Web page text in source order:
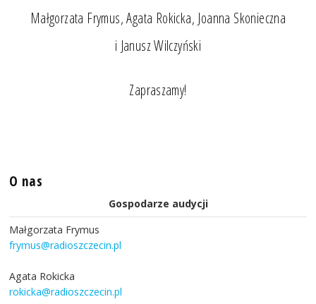
Małgorzata Frymus, Agata Rokicka, Joanna Skonieczna
i Janusz Wilczyński
Zapraszamy!
O nas
Gospodarze audycji
Małgorzata Frymus
frymus@radioszczecin.pl
Agata Rokicka
rokicka@radioszczecin.pl